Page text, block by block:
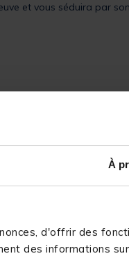
À
d'offrir des
des informations
et vous séduira par